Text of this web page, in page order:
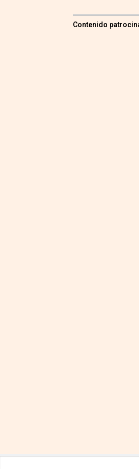
Contenido